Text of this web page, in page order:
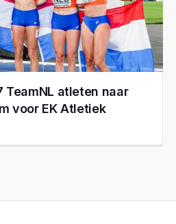
TeamNL atleten naar
voor EK Atletiek